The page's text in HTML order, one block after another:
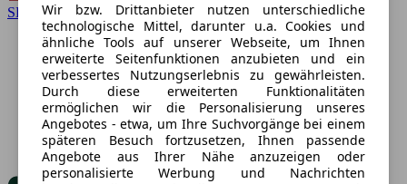
SEATWir bzw. Drittanbieter nutzen unterschiedliche
technologische Mittel, darunter u.a. Cookies und
ähnliche Tools auf unserer Webseite, um Ihnen
erweiterte Seitenfunktionen anzubieten und ein
verbessertes Nutzungserlebnis zu gewährleisten.
Durch diese erweiterten Funktionalitäten
ermöglichen wir die Personalisierung unseres
Angebotes - etwa, um Ihre Suchvorgänge bei einem
späteren Besuch fortzusetzen, Ihnen passende
Angebote aus Ihrer Nähe anzuzeigen oder
personalisierte Werbung und Nachrichten